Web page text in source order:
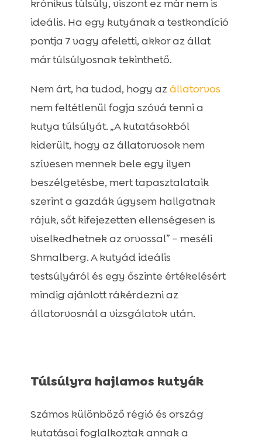
krónikus túlsúly, viszont ez már nem is
ideális. Ha egy kutyának a testkondíció
pontja 7 vagy afeletti, akkor az állat
már túlsúlyosnak tekinthető.
Nem árt, ha tudod, hogy azállatorvos
nem feltétlenül fogja szóvá tenni a
kutya túlsúlyát. „A kutatásokból
kiderült, hogy az állatorvosok nem
szívesen mennek bele egy ilyen
beszélgetésbe, mert tapasztalataik
szerint a gazdák úgysem hallgatnak
rájuk, sőt kifejezetten ellenségesen is
viselkedhetnek az orvossal” – meséli
Shmalberg. A kutyád ideális
testsúlyáról és egy őszinte értékelésért
mindig ajánlott rákérdezni az
állatorvosnál a vizsgálatok után.
Túlsúlyra hajlamos kutyák
Számos különböző régió és ország
kutatásai foglalkoztak annak a